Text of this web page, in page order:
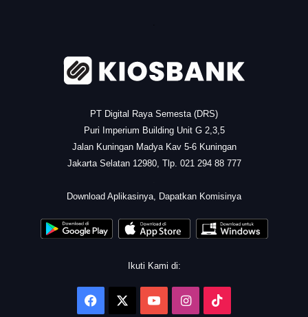
PT Digital Raya Semesta (DRS)
Puri Imperium Building Unit G 2,3,5
Jalan Kuningan Madya Kav 5-6 Kuningan
Jakarta Selatan 12980, Tlp. 021 294 88 777
Download Aplikasinya, Dapatkan Komisinya
Ikuti Kami di:
Facebook YouTubeInstagram